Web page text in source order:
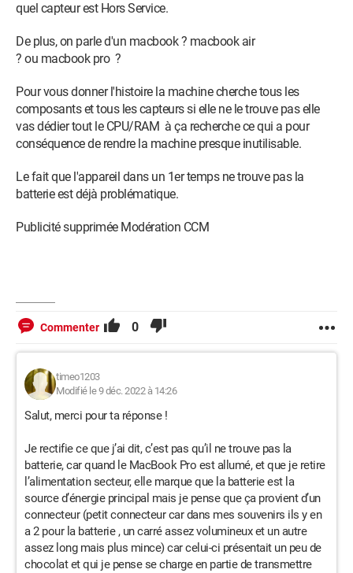
quel capteur est Hors Service.
De plus, on parle d'un macbook ? macbook air
? ou macbook pro ?
Pour vous donner l'histoire la machine cherche tous les
composants et tous les capteurs si elle ne le trouve pas elle
vas dédier tout le CPU/RAM à ça recherche ce qui a pour
conséquence de rendre la machine presque inutilisable.
Le fait que l'appareil dans un 1er temps ne trouve pas la
batterie est déjà problématique.
Publicité supprimée Modération CCM
Commenter 0
timeo1203
Modifié le 9 déc. 2022 à 14:26
Salut, merci pour ta réponse !
Je rectifie ce que j’ai dit, c’est pas qu’il ne trouve pas la
batterie, car quand le MacBook Pro est allumé, et que je retire
l’alimentation secteur, elle marque que la batterie est la
source d’énergie principal mais je pense que ça provient d’un
connecteur (petit connecteur car dans mes souvenirs ils y en
a 2 pour la batterie , un carré assez volumineux et un autre
assez long mais plus mince) car celui-ci présentait un peu de
chocolat et qui je pense se charge en partie de transmettre